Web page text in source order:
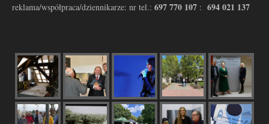
reklama/współpraca/dziennikarze: nr tel.: 697 770 107 : 694 021 137